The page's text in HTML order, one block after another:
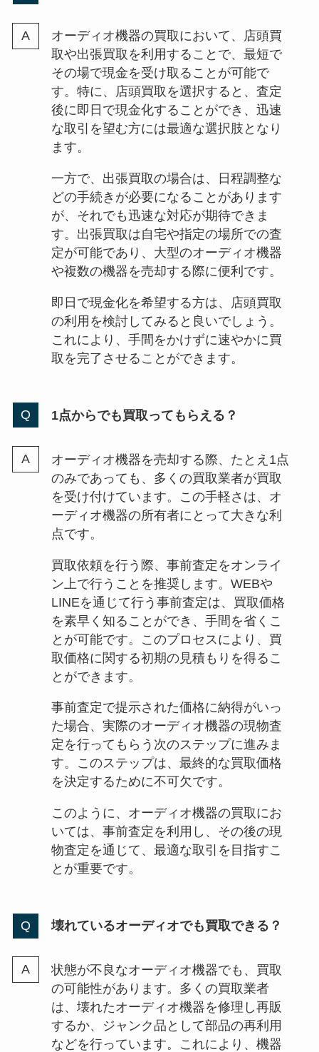
オーディオ機器の買取において、店頭買
取や出張買取を利用することで、最短で
その場で現金を受け取ることが可能で
す。特に、店頭買取を選択すると、査定
後に即日で現金化することができ、迅速
な取引を望む方には最適な選択肢となり
ます。
一方で、出張買取の場合は、日程調整な
どの手続きが必要になることがあります
が、それでも迅速な対応が期待できま
す。出張買取は自宅や指定の場所での査
定が可能であり、大型のオーディオ機器
や複数の機器を売却する際に便利です。
即日で現金化を希望する方は、店頭買取
の利用を検討してみると良いでしょう。
これにより、手間をかけずに速やかに買
取を完了させることができます。
1点からでも買取ってもらえる？
オーディオ機器を売却する際、たとえ1点
のみであっても、多くの買取業者が買取
を受け付けています。この手軽さは、オ
ーディオ機器の所有者にとって大きな利
点です。
買取依頼を行う際、事前査定をオンライ
ン上で行うことを推奨します。WEBや
LINEを通じて行う事前査定は、買取価格
を素早く知ることができ、手間を省くこ
とが可能です。このプロセスにより、買
取価格に関する初期の見積もりを得るこ
とができます。
事前査定で提示された価格に納得がいっ
た場合、実際のオーディオ機器の現物査
定を行ってもらう次のステップに進みま
す。このステップは、最終的な買取価格
を決定するために不可欠です。
このように、オーディオ機器の買取にお
いては、事前査定を利用し、その後の現
物査定を通じて、最適な取引を目指すこ
とが重要です。
壊れているオーディオでも買取できる？
状態が不良なオーディオ機器でも、買取
の可能性があります。多くの買取業者
は、壊れたオーディオ機器を修理し再販
するか、ジャンク品として部品の再利用
などを行っています。これにより、機器